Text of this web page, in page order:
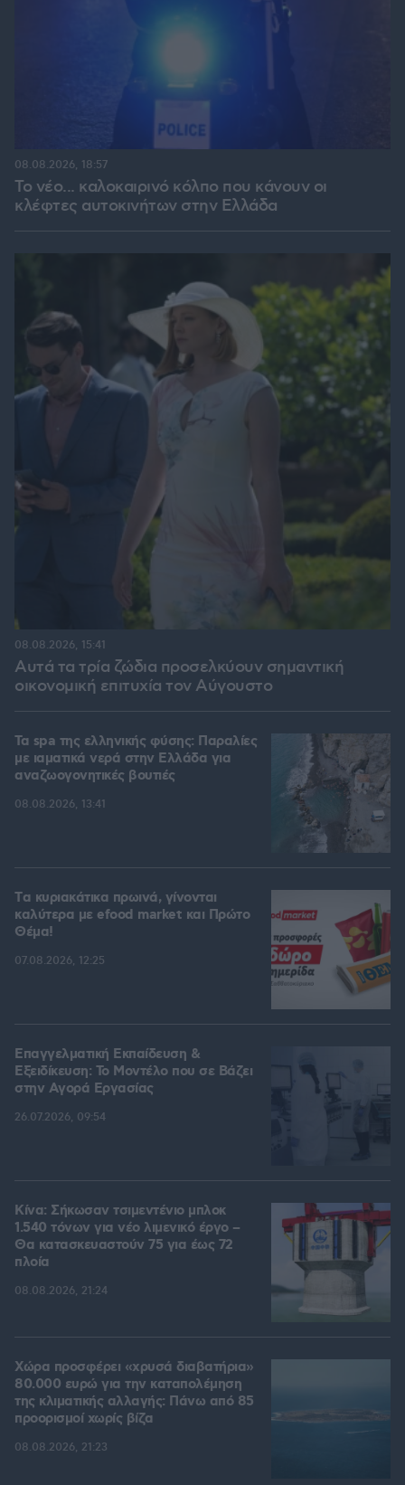
Το νέο... καλοκαιρινό κόλπο που κάνουν οι
κλέφτες αυτοκινήτων στην Ελλάδα
08.08.2026, 18:57
Αυτά τα τρία ζώδια προσελκύουν σημαντική
οικονομική επιτυχία τον Αύγουστο
08.08.2026, 15:41
Τα spa της ελληνικής φύσης: Παραλίες
με ιαματικά νερά στην Ελλάδα για
αναζωογονητικές βουτιές
08.08.2026, 13:41
Tα κυριακάτικα πρωινά, γίνονται
καλύτερα με efood market και Πρώτο
Θέμα!
07.08.2026, 12:25
Επαγγελματική Εκπαίδευση &
Εξειδίκευση: Το Mοντέλο που σε Bάζει
στην Aγορά Eργασίας
26.07.2026, 09:54
Κίνα: Σήκωσαν τσιμεντένιο μπλοκ
1.540 τόνων για νέο λιμενικό έργο –
Θα κατασκευαστούν 75 για έως 72
πλοία
08.08.2026, 21:24
Χώρα προσφέρει «χρυσά διαβατήρια»
80.000 ευρώ για την καταπολέμηση
της κλιματικής αλλαγής: Πάνω από 85
προορισμοί χωρίς βίζα
08.08.2026, 21:23